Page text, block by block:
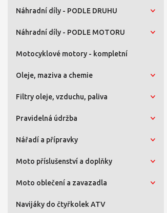
Náhradní díly - PODLE DRUHU
Náhradní díly - PODLE MOTORU
Motocyklové motory - kompletní
Oleje, maziva a chemie
Filtry oleje, vzduchu, paliva
Pravidelná údržba
Nářadí a přípravky
Moto příslušenství a doplňky
Moto oblečení a zavazadla
Navijáky do čtyřkolek ATV